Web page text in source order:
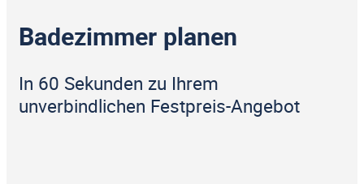
Badezimmer planen
In 60 Sekunden zu Ihrem
unverbindlichen Festpreis-Angebot